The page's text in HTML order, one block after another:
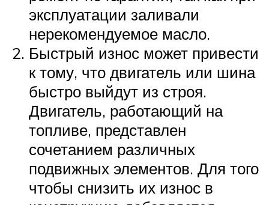
эксплуатации заливали
нерекомендуемое масло.
Быстрый износ может привести
к тому, что двигатель или шина
быстро выйдут из строя.
Двигатель, работающий на
топливе, представлен
сочетанием различных
подвижных элементов. Для того
чтобы снизить их износ в